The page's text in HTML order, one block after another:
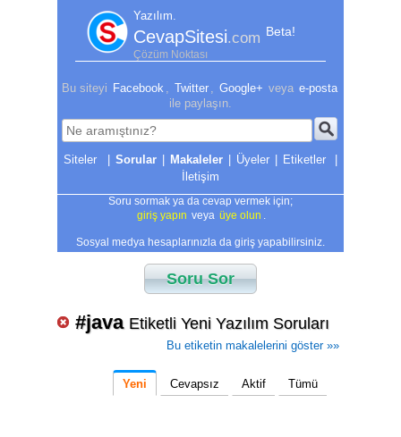
Yazılım.
CevapSitesi.com Beta!
Çözüm Noktası
Bu siteyi Facebook Twitter Google+ veya e-posta
ile paylaşın.
| Sorular | Makaleler | Üyeler | Etiketler
|
İletişim
Soru sormak ya da cevap vermek için;
giriş yapın veya üye olun
Sosyal medya hesaplarınızla da giriş yapabilirsiniz.
Soru Sor
#java Etiketli Yeni Yazılım Soruları
Bu etiketin makalelerini göster »»
Yeni Cevapsız Aktif Tümü